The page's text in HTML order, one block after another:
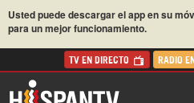
Usted puede descargar el app en su
para un mejor funcionamiento.
TV EN DIRECTO RADIO